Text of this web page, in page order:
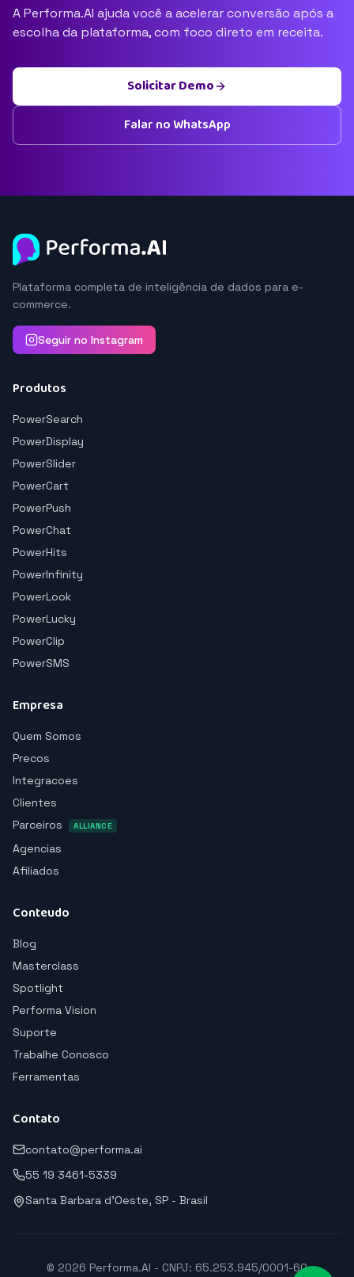
A Performa.AI ajuda você a acelerar conversão após a
escolha da plataforma, com foco direto em receita.
Solicitar Demo
Falar no WhatsApp
Plataforma completa de inteligência de dados para e-
commerce.
Seguir no Instagram
Produtos
PowerSearch
PowerDisplay
PowerSlider
PowerCart
PowerPush
PowerChat
PowerHits
PowerInfinity
PowerLook
PowerLucky
PowerClip
PowerSMS
Empresa
Quem Somos
Precos
Integracoes
Clientes
Parceiros
ALLIANCE
Agencias
Afiliados
Conteudo
Blog
Masterclass
Spotlight
Performa Vision
Suporte
Trabalhe Conosco
Ferramentas
Contato
contato@performa.ai
55 19 3461-5339
Santa Barbara d'Oeste, SP - Brasil
© 2026 Performa.AI - CNPJ: 65.253.945/0001-60